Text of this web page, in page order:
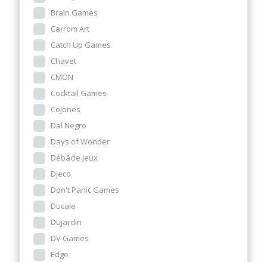
Brain Games
Carrom Art
Catch Up Games
Chavet
CMON
Cocktail Games
Cojones
Dal Negro
Days of Wonder
Débâcle Jeux
Djeco
Don't Panic Games
Ducale
Dujardin
DV Games
Edge